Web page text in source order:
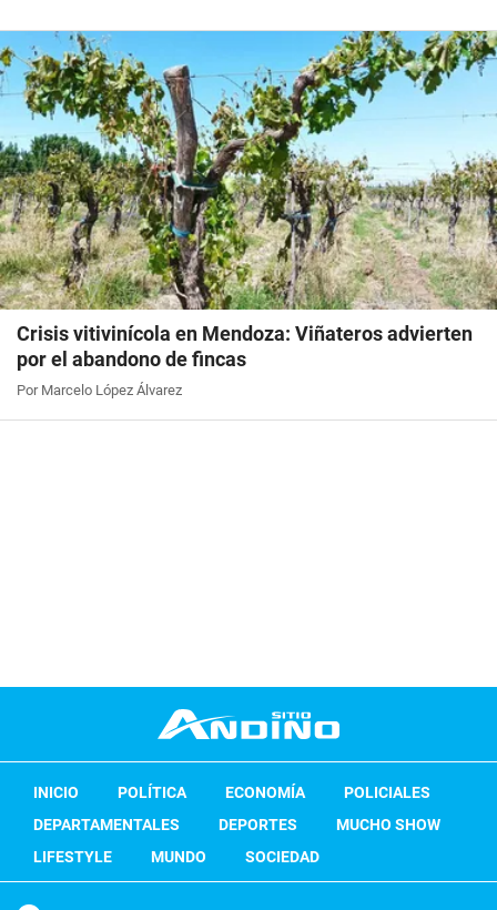
Crisis vitivinícola en Mendoza: Viñateros advierten
por el abandono de fincas
Por Marcelo López Álvarez
INICIO POLÍTICA ECONOMÍA
POLICIALES
DEPARTAMENTALES
DEPORTES
MUCHO SHOW
LIFESTYLE
MUNDO SOCIEDAD